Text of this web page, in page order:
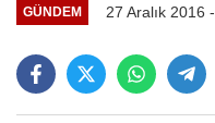
GÜNDEM 27 Aralık 2016